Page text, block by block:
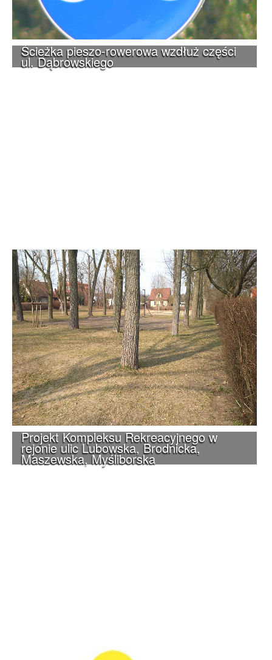
Ścieżka pieszo-rowerowa wzdłuż części
ul. Dąbrowskiego
Projekt Kompleksu Rekreacyjnego w
rejonie ulic Lubowska, Brodnicka,
Maszewska, Myśliborska